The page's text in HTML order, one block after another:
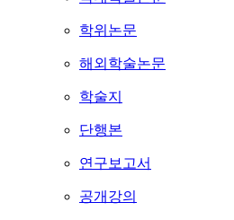
학위논문
해외학술논문
학술지
단행본
연구보고서
공개강의